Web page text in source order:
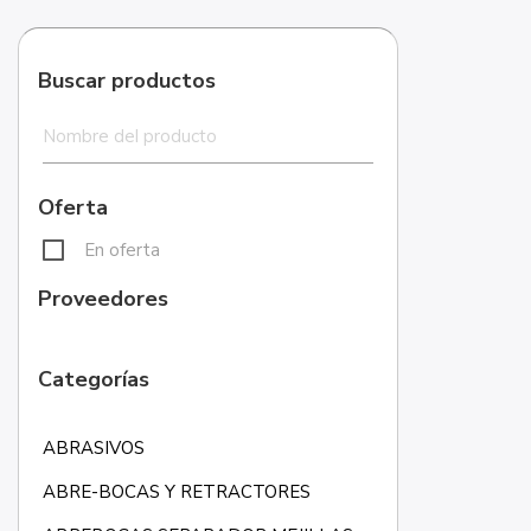
Buscar productos
Oferta
En oferta
Proveedores
Categorías
ABRASIVOS
ABRE-BOCAS Y RETRACTORES